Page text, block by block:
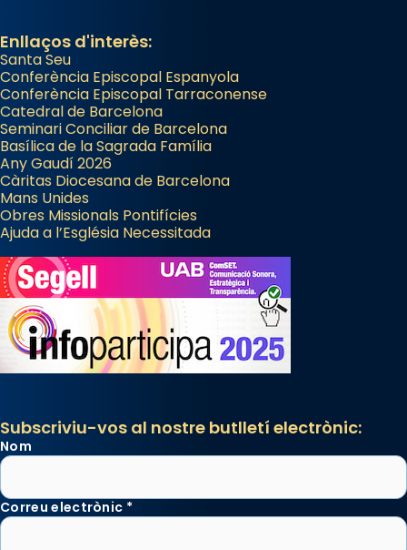
Enllaços d'interès:
Santa Seu
Conferència Episcopal Espanyola
Conferència Episcopal Tarraconense
Catedral de Barcelona
Seminari Conciliar de Barcelona
Basílica de la Sagrada Família
Any Gaudí 2026
Càritas Diocesana de Barcelona
Mans Unides
Obres Missionals Pontifícies
Ajuda a l’Església Necessitada
Subscriviu-vos al nostre butlletí electrònic:
Nom
Correu electrònic *